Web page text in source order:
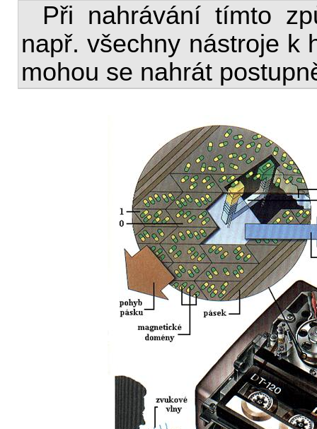
Při nahrávání tímto
např. všechny nástroje k
mohou se nahrát